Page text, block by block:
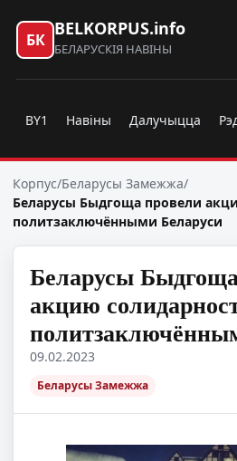
БК
BELKORPUS.info
БЕЛАРУСКІЯ НАВІНЫ
BY1 Навіны Далучыцца
Корпус/Беларусы Замежжа/
Беларусы Быдгоща провели
политзаключёнными Беларуси
Беларусы
акцию
09.02.2023
Беларусы Замежжа